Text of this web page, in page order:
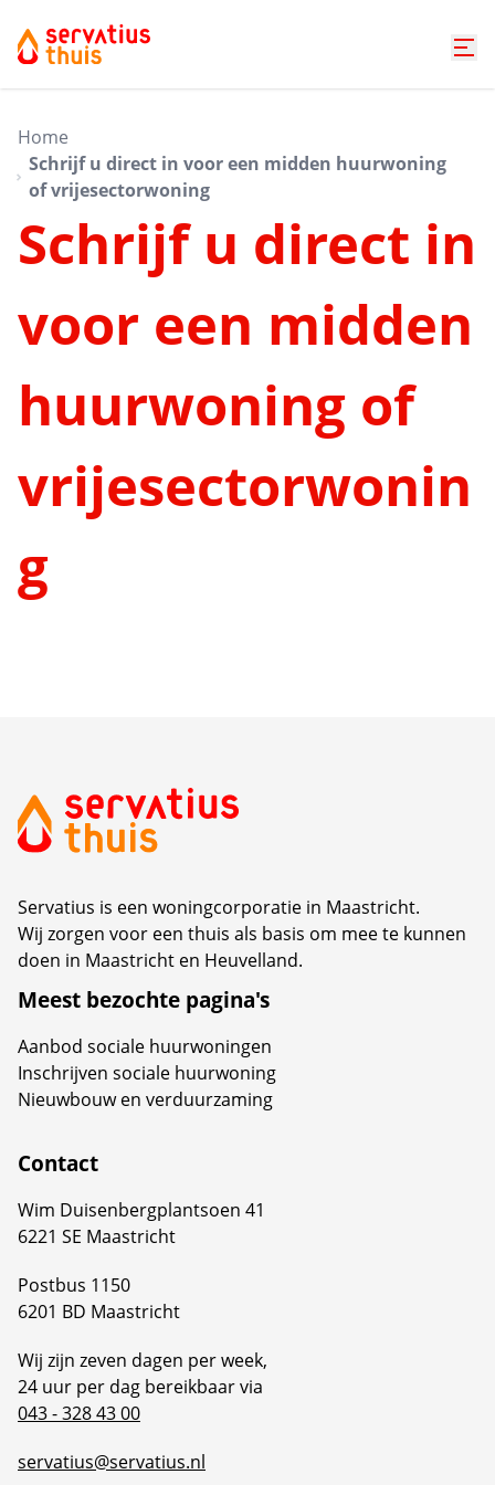
Home
Schrijf u direct in voor een midden huurwoning
of vrijesectorwoning
Schrijf u direct in
voor een midden
huurwoning of
vrijesectorwonin
g
Servatius is een woningcorporatie in Maastricht.
Wij zorgen voor een thuis als basis om mee te kunnen
doen in Maastricht en Heuvelland.
Meest bezochte pagina's
Aanbod sociale huurwoningen
Inschrijven sociale huurwoning
Nieuwbouw en verduurzaming
Contact
Wim Duisenbergplantsoen 41
6221 SE Maastricht
Postbus 1150
6201 BD Maastricht
Wij zijn zeven dagen per week,
24 uur per dag bereikbaar via
043 - 328 43 00
servatius@servatius.nl